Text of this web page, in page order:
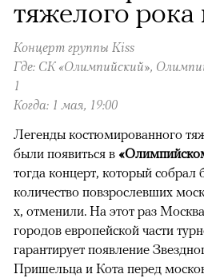
тяжелого
Концерт группы Kiss
Где: СК «Олимпийский»,
1
Когда: 1 мая, 19:00
Легенды костюмированного
были появиться в
тогда концерт, который собрал
количество повзрослевших
х, отменили. На этот раз
городов европейской части
гарантирует появление
Пришельца и Кота перед